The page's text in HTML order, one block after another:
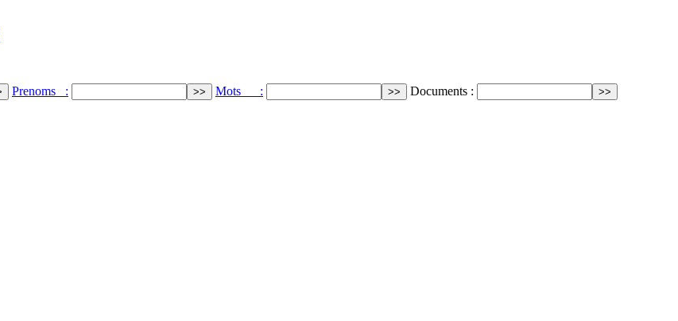
Prenoms : Mots : Documents :